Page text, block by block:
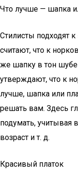
Что лучше — шапка
Стилисты подходят
считают, что к
же шапку в тон шубе
утверждают, что к
лучше, шапка или
решать вам. Здесь
подумать, учитывая
возраст и т. д.
Красивый платок